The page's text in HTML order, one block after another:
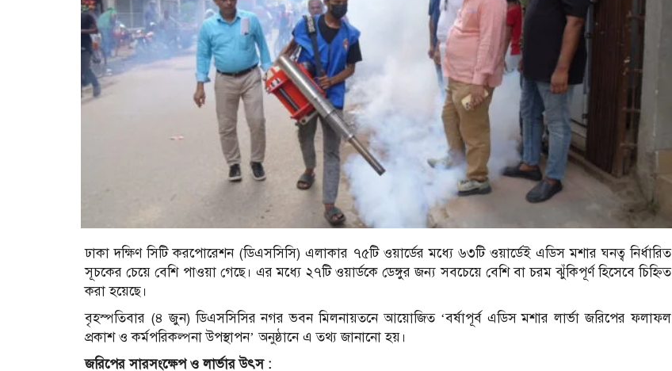
ঢাকা দক্ষিণ সিটি করপোরেশন (ডিএসসিসি) এলাকার ৭৫টি ওয়ার্ডের মধ্যে ৬৩টি ওয়ার্ডেই এডিস মশার ঘনত্ব নির্ধারিত
সূচকের চেয়ে বেশি পাওয়া গেছে। এর মধ্যে ২৭টি ওয়ার্ডকে ডেঙ্গুর জন্য সবচেয়ে বেশি বা চরম ঝুঁকিপূর্ণ হিসেবে চিহ্নিত
করা হয়েছে।
বৃহস্পতিবার (৪ জুন) ডিএসসিসির নগর ভবন মিলনায়তনে আয়োজিত ‘বর্ষাপূর্ব এডিস মশার লার্ভা জরিপের ফলাফল
প্রকাশ ও কর্মপরিকল্পনা উপস্থাপন’ অনুষ্ঠানে এ তথ্য জানানো হয়।
জরিপের সারসংক্ষেপ ও লার্ভার উৎস :